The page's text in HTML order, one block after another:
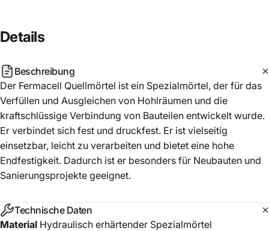
Details
Beschreibung
Der Fermacell Quellmörtel ist ein Spezialmörtel, der für das
Verfüllen und Ausgleichen von Hohlräumen und die
kraftschlüssige Verbindung von Bauteilen entwickelt wurde.
Er verbindet sich fest und druckfest. Er ist vielseitig
einsetzbar, leicht zu verarbeiten und bietet eine hohe
Endfestigkeit. Dadurch ist er besonders für Neubauten und
Sanierungsprojekte geeignet.
Technische Daten
Material Hydraulisch erhärtender Spezialmörtel